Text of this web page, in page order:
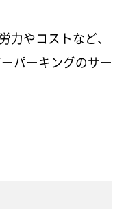
力やコストなど、
パーキングのサー